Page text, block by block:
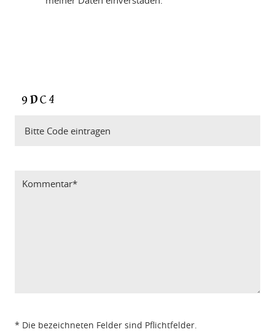
* Die bezeichneten Felder sind Pflichtfelder.